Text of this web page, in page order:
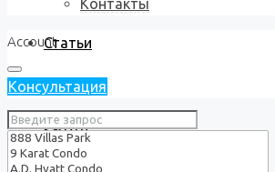
Статьи
Услуги
Контакты
Account
Консультация